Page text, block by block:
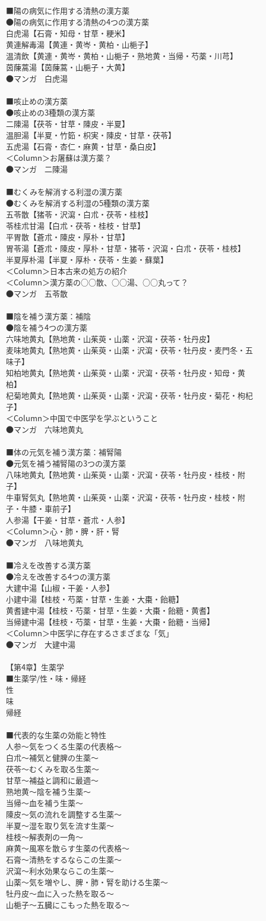
■陽の病気に作用する清熱の漢方薬
●陽の病気に作用する清熱の4つの漢方薬
白虎湯【石膏・知母・甘草・粳米】
黄連解毒湯【黄連・黄岑・黄柏・山梔子】
温清飲【黄連・黄岑・黄柏・山梔子・熟地黄・当帰・芍薬・川芎】
茵蔯蒿湯【茵蔯蒿・山梔子・大黄】
●マンガ 白虎湯
■咳止めの漢方薬
●咳止めの3種類の漢方薬
二陳湯【茯苓・甘草・陳皮・半夏】
温胆湯【半夏・竹筎・枳実・陳皮・甘草・茯苓】
五虎湯【石膏・杏仁・麻黄・甘草・桑白皮】
＜Column＞お屠蘇は漢方薬？
●マンガ 二陳湯
■むくみを解消する利湿の漢方薬
●むくみを解消する利湿の5種類の漢方薬
五苓散【猪苓・沢瀉・白朮・茯苓・桂枝】
苓桂朮甘湯【白朮・茯苓・桂枝・甘草】
平胃散【蒼朮・陳皮・厚朴・甘草】
胃苓湯【蒼朮・陳皮・厚朴・甘草・猪苓・沢瀉・白朮・茯苓・桂枝】
半夏厚朴湯【半夏・厚朴・茯苓・生姜・蘇葉】
＜Column＞日本古来の処方の紹介
＜Column＞漢方薬の○○散、○○湯、○○丸って？
●マンガ 五苓散
■陰を補う漢方薬：補陰
●陰を補う4つの漢方薬
六味地黄丸【熟地黄・山茱萸・山薬・沢瀉・茯苓・牡丹皮】
麦味地黄丸【熟地黄・山茱萸・山薬・沢瀉・茯苓・牡丹皮・麦門冬・五
味子】
知柏地黄丸【熟地黄・山茱萸・山薬・沢瀉・茯苓・牡丹皮・知母・黄
柏】
杞菊地黄丸【熟地黄・山茱萸・山薬・沢瀉・茯苓・牡丹皮・菊花・枸杞
子】
＜Column＞中国で中医学を学ぶということ
●マンガ 六味地黄丸
■体の元気を補う漢方薬：補腎陽
●元気を補う補腎陽の3つの漢方薬
八味地黄丸【熟地黄・山茱萸・山薬・沢瀉・茯苓・牡丹皮・桂枝・附
子】
牛車腎気丸【熟地黄・山茱萸・山薬・沢瀉・茯苓・牡丹皮・桂枝・附
子・牛膝・車前子】
人参湯【干姜・甘草・蒼朮・人参】
＜Column＞心・肺・脾・肝・腎
●マンガ 八味地黄丸
■冷えを改善する漢方薬
●冷えを改善する4つの漢方薬
大建中湯【山椒・干姜・人参】
小建中湯【桂枝・芍薬・甘草・生姜・大棗・飴糖】
黄耆建中湯【桂枝・芍薬・甘草・生姜・大棗・飴糖・黄耆】
当帰建中湯【桂枝・芍薬・甘草・生姜・大棗・飴糖・当帰】
＜Column＞中医学に存在するさまざまな「気」
●マンガ 大建中湯
【第4章】生薬学
■生薬学/性・味・帰経
性
味
帰経
■代表的な生薬の効能と特性
人参～気をつくる生薬の代表格～
白朮～補気と健脾の生薬～
茯苓～むくみを取る生薬～
甘草～補益と調和に最適～
熟地黄～陰を補う生薬～
当帰～血を補う生薬～
陳皮～気の流れを調整する生薬～
半夏～湿を取り気を流す生薬～
桂枝～解表剤の一角～
麻黄～風寒を散らす生薬の代表格～
石膏～清熱をするならこの生薬～
沢瀉～利水効果ならこの生薬～
山薬～気を増やし、脾・肺・腎を助ける生薬～
牡丹皮～血に入った熱を取る～
山梔子～五臓にこもった熱を取る～